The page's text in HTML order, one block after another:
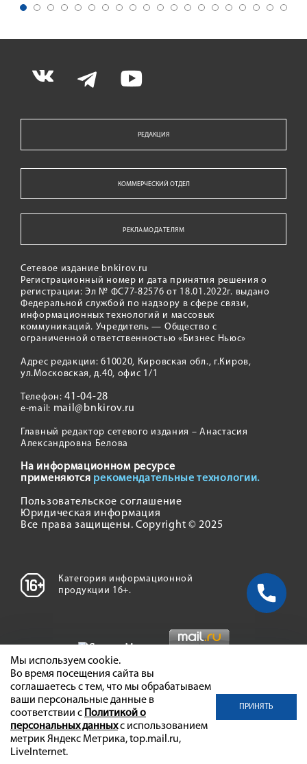
РЕДАКЦИЯ
КОММЕРЧЕСКИЙ ОТДЕЛ
РЕКЛАМОДАТЕЛЯМ
Сетевое издание bnkirov.ru
Регистрационный номер и дата принятия решения о
регистрации: Эл № ФС77-82576 от 18.01.2022г. выдано
Федеральной службой по надзору в сфере связи,
информационных технологий и массовых
коммуникаций. Учредитель — Общество с
ограниченной ответственностью «Бизнес Ньюс»
Адрес редакции: 610020, Кировская обл., г.Киров,
ул.Московская, д.40, офис 1/1
Телефон:41-04-28
e-mail: mail@bnkirov.ru
Главный редактор сетевого издания – Анастасия
Александровна Белова
На информационном ресурсе
применяются рекомендательные технологии.
Пользовательское соглашение
Юридическая информация
Все права защищены. Copyright © 2025
Категория информационной
продукции 16+.
Мы используем cookie.
Во время посещения сайта вы
соглашаетесь с тем, что мы обрабатываем
ваши персональные данные в
соответствии с Политикой о
персональных данныхс использованием
метрик Яндекс Метрика, top.mail.ru,
LiveInternet.
ПРИНЯТЬ